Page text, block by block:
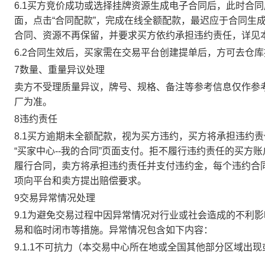
6.1买方竞价成功或选择挂牌资源生成电子合同后，此时合
面，点击“合同配款”，完成在线全额配款，最迟应于合同
合同、资源不再保留，并要求买方依约承担违约责任，详见
6.2合同生效后，买家需在交易平台创建提单后，方可去仓
7数量、重量异议处理
卖方不受理质量异议，牌号、规格、备注等参考信息仅作
厂为准。
8违约责任
8.1买方逾期未全额配款，视为买方违约，买方将承担违约
“买家中心--我的合同”页面支付。拒不履行违约责任的买方
履行合同，卖方将承担违约责任并支付违约金，每个违约
项向平台和卖方提出赔偿要求。
9交易异常情况处理
9.1为避免交易过程中因异常情况对行业或社会造成的不利
易和临时闭市等措施。异常情况包含如下内容：
9.1.1不可抗力（本交易中心所在地或全国其他部分区域出